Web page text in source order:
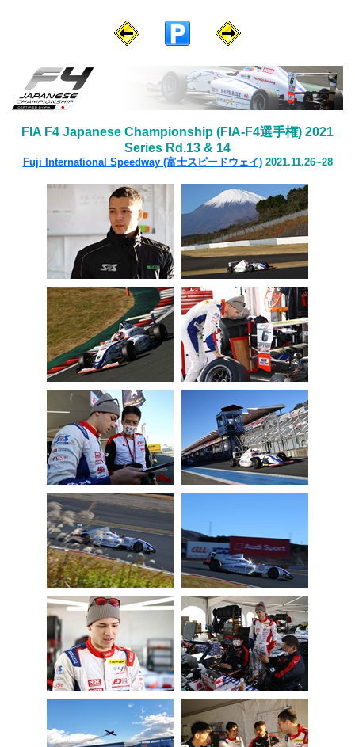
FIA F4 Japanese Championship (FIA-F4選手権) 2021
Series Rd.13 & 14
Fuji International Speedway (富士スピードウェイ)2021.11.26~28